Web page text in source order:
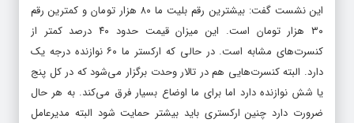
این نشست گفت: بیشترین رقم بلیت ما ۸۰ هزار تومان و کمترین رقم
۳۰ هزار تومان است. این میزان قیمت حدود ۴۰ درصد کمتر از
کنسرت‌های مشابه است. در حالی که ارکستر ما ۶۰ نوازنده درجه یک
دارد. البته کنسرت‌هایی هم در تالار وحدت برگزار می‌شود که در کل پنج
یا شش نوازنده دارد اما برای ما اوضاع بسیار فرق می‌کند. به هر حال
ضرورت دارد چنین ارکستری باید بیشتر حمایت شود البته مدیرعامل